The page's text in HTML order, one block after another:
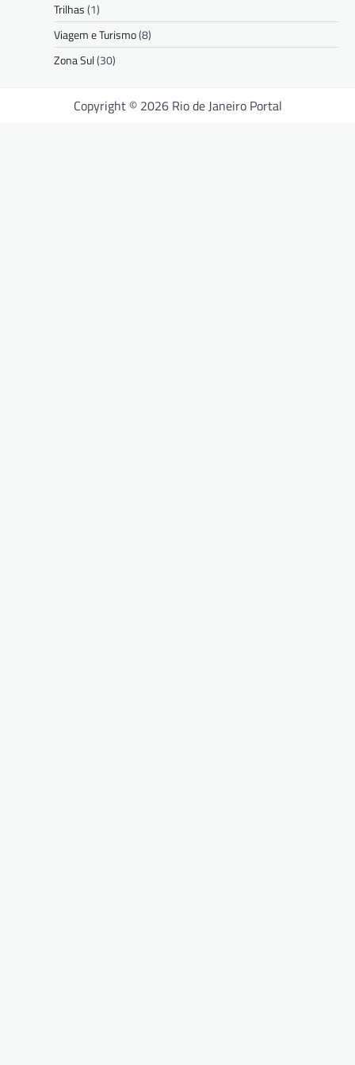
Trilhas(1)
Viagem e Turismo(8)
Zona Sul(30)
Copyright © 2026 Rio de Janeiro Portal